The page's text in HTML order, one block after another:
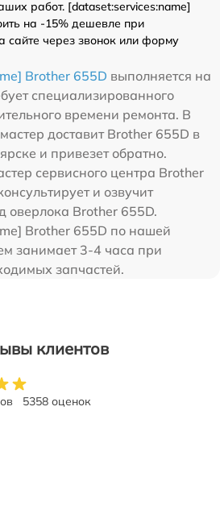
работ. [dataset:services:name]
на -15% дешевле при
сайте через звонок или форму
Brother 655D выполняется на
специализированного
времени ремонта. В
доставит Brother 655D в
и привезет обратно.
сервисного центра Brother
и озвучит
оверлока Brother 655D.
Brother 655D по нашей
занимает 3-4 часа при
запчастей.
клиентов
5358 оценок